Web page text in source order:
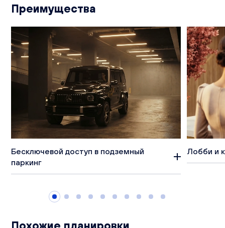
Преимущества
Бесключевой доступ в подземный
паркинг
Лобби и